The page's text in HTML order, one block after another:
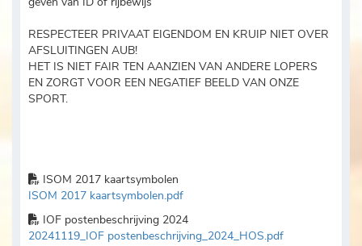
RESPECTEER PRIVAAT EIGENDOM EN KRUIP NIET OVER
AFSLUITINGEN AUB!
HET IS NIET FAIR TEN AANZIEN VAN ANDERE LOPERS
EN ZORGT VOOR EEN NEGATIEF BEELD VAN ONZE
SPORT.
ISOM 2017 kaartsymbolen
ISOM 2017 kaartsymbolen.pdf
IOF postenbeschrijving 2024
20241119_IOF postenbeschrijving_2024_HOS.pdf